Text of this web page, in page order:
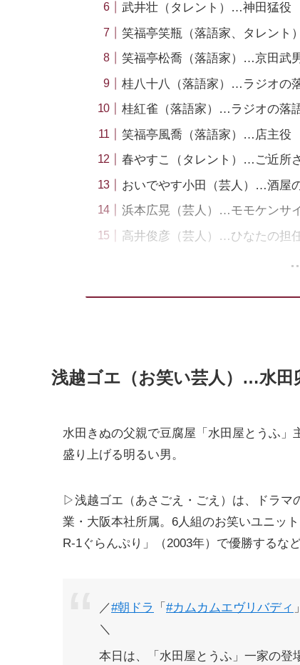
武井壮（タレント）…神田猛役
笑福亭笑瓶（落語家、タレント
笑福亭松喬（落語家）…京田武
桂八十八（落語家）…ラジオの
桂紅雀（落語家）…ラジオの落
笑福亭風喬（落語家）…店主役
春やすこ（タレント）…ご近所
おいでやす小田（芸人）…酒屋
浜本広晃（芸人）…モモケンサ
高井俊彦（芸人）…ひなたの担
浅越ゴエ（お笑い芸人）…水田
水田きぬの父親で豆腐屋「水田屋とうふ
盛り上げる明るい男。
▷浅越ゴエ（あさごえ・ごえ）は、ドラマ
業・大阪本社所属。6人組のお笑いユニッ
R-1ぐらんぷり」（2003年）で優勝するな
／#朝ドラ 「 #カムカムエヴリバディ
＼
本日は、「水田屋とうふ」一家の登